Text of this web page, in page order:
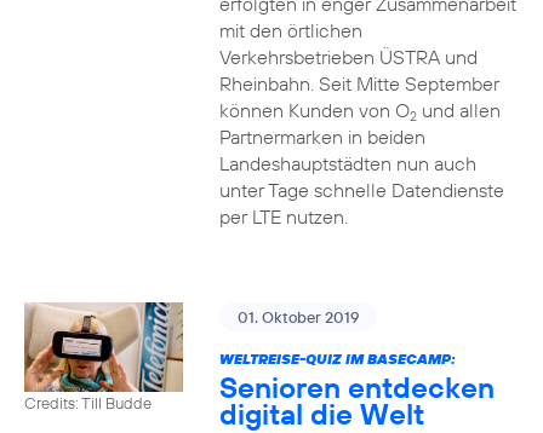
mit den örtlichen
Verkehrsbetrieben ÜSTRA und
Rheinbahn. Seit Mitte September
können Kunden von O2und allen
Partnermarken in beiden
Landeshauptstädten nun auch
unter Tage schnelle Datendienste
per LTE nutzen.
Credits: Till Budde
01. Oktober 2019
WELTREISE-QUIZ IM BASECAMP:
Senioren entdecken
digital die Welt